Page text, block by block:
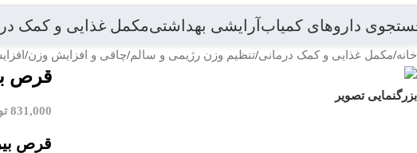
داروهای کمیاب آرایشی بهداشتیمکمل غذایی و کمک
خانه/مکمل غذایی و کمک درمانی/تنظیم وزن رژیمی و سالم/چاقی و افزایش وزن/
بزرگنمایی تصویر
قرص
831,000
قرص